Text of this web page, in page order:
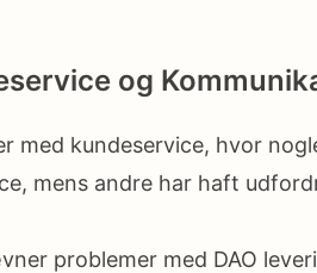
og
med kundeservice, hvor
mens andre har haft
problemer med DAO